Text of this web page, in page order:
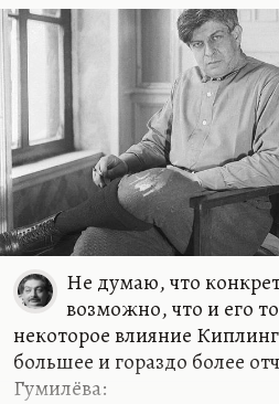
Не думаю, что
возможно, что и его
некоторое влияние
большее и гораздо более
Гумилёва: